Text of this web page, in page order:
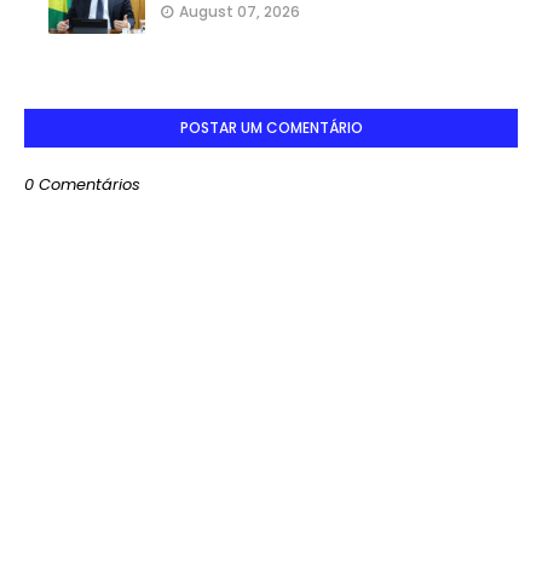
August 07, 2026
POSTAR UM COMENTÁRIO
0 Comentários